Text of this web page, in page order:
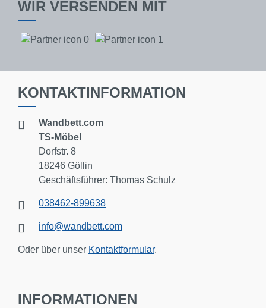
WIR VERSENDEN MIT
KONTAKTINFORMATION
Wandbett.com
TS-Möbel
Dorfstr. 8
18246 Göllin
Geschäftsführer: Thomas Schulz
038462-899638
info@wandbett.com
Oder über unser Kontaktformular.
INFORMATIONEN